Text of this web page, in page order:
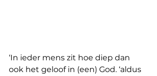
‘In ieder mens zit hoe diep dan
ook het geloof in (een) God. ‘aldus